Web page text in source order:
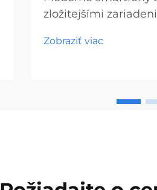
zložitejšími
vyžadujú
Zobraziť viac